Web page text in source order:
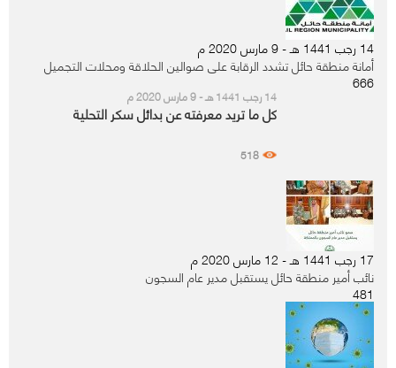
14 رجب 1441 هـ - 9 مارس 2020 م
أمانة منطقة حائل تشدد الرقابة على صوالين الحلاقة ومحلات التجميل
666
14 رجب 1441 هـ - 9 مارس 2020 م
كل ما تريد معرفته عن بدائل سكر التحلية
518
17 رجب 1441 هـ - 12 مارس 2020 م
نائب أمير منطقة حائل يستقبل مدير عام السجون
481